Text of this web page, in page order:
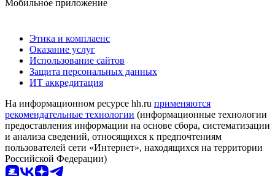
Мобильное приложение
Этика и комплаенс
Оказание услуг
Использование сайтов
Защита персональных данных
ИТ аккредитация
На информационном ресурсе hh.ru применяются
рекомендательные технологии (информационные технологии
предоставления информации на основе сбора, систематизации
и анализа сведений, относящихся к предпочтениям
пользователей сети «Интернет», находящихся на территории
Российской Федерации)